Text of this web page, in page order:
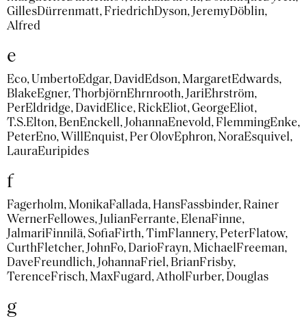
GillesDürrenmatt, FriedrichDyson, JeremyDöblin,
Alfred
e
Eco, UmbertoEdgar, DavidEdson, MargaretEdwards,
BlakeEgner, ThorbjörnEhrnrooth, JariEhrström,
PerEldridge, DavidElice, RickEliot, GeorgeEliot,
T.S.Elton, BenEnckell, JohannaEnevold, FlemmingEnke,
PeterEno, WillEnquist, Per OlovEphron, NoraEsquivel,
LauraEuripides
f
Fagerholm, MonikaFallada, HansFassbinder, Rainer
WernerFellowes, JulianFerrante, ElenaFinne,
JalmariFinnilä, SofiaFirth, TimFlannery, PeterFlatow,
CurthFletcher, JohnFo, DarioFrayn, MichaelFreeman,
DaveFreundlich, JohannaFriel, BrianFrisby,
TerenceFrisch, MaxFugard, AtholFurber, Douglas
g